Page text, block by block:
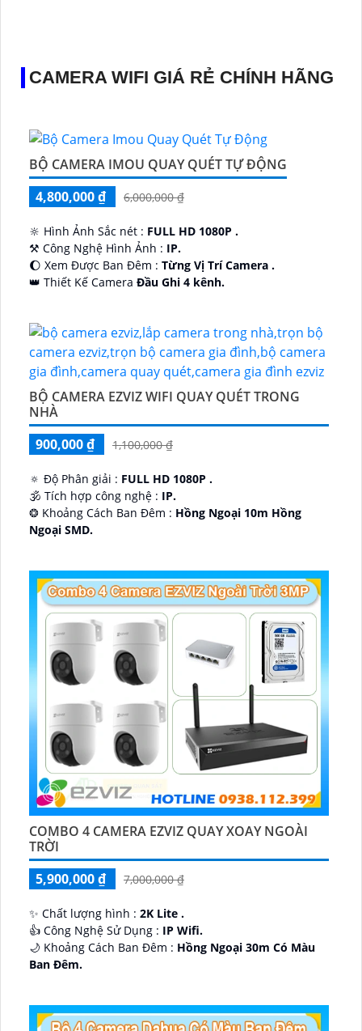
CAMERA WIFI GIÁ RẺ CHÍNH HÃNG
BỘ CAMERA IMOU QUAY QUÉT TỰ ĐỘNG
4,800,000 ₫
6,000,000 ₫
🔆 Hình Ảnh Sắc nét : FULL HD 1080P .
⚒ Công Nghệ Hình Ảnh : IP.
🌔 Xem Được Ban Đêm : Từng Vị Trí Camera .
👑 Thiết Kế Camera Đầu Ghi 4 kênh.
BỘ CAMERA EZVIZ WIFI QUAY QUÉT TRONG
NHÀ
900,000 ₫
1,100,000 ₫
🔅 Độ Phân giải : FULL HD 1080P .
🕉️ Tích hợp công nghệ : IP.
❂ Khoảng Cách Ban Đêm : Hồng Ngoại 10m Hồng
Ngoại SMD.
COMBO 4 CAMERA EZVIZ QUAY XOAY NGOÀI
TRỜI
5,900,000 ₫
7,000,000 ₫
✨ Chất lượng hình : 2K Lite .
👍 Công Nghệ Sử Dụng : IP Wifi.
🌙 Khoảng Cách Ban Đêm : Hồng Ngoại 30m Có Màu
Ban Ðêm.